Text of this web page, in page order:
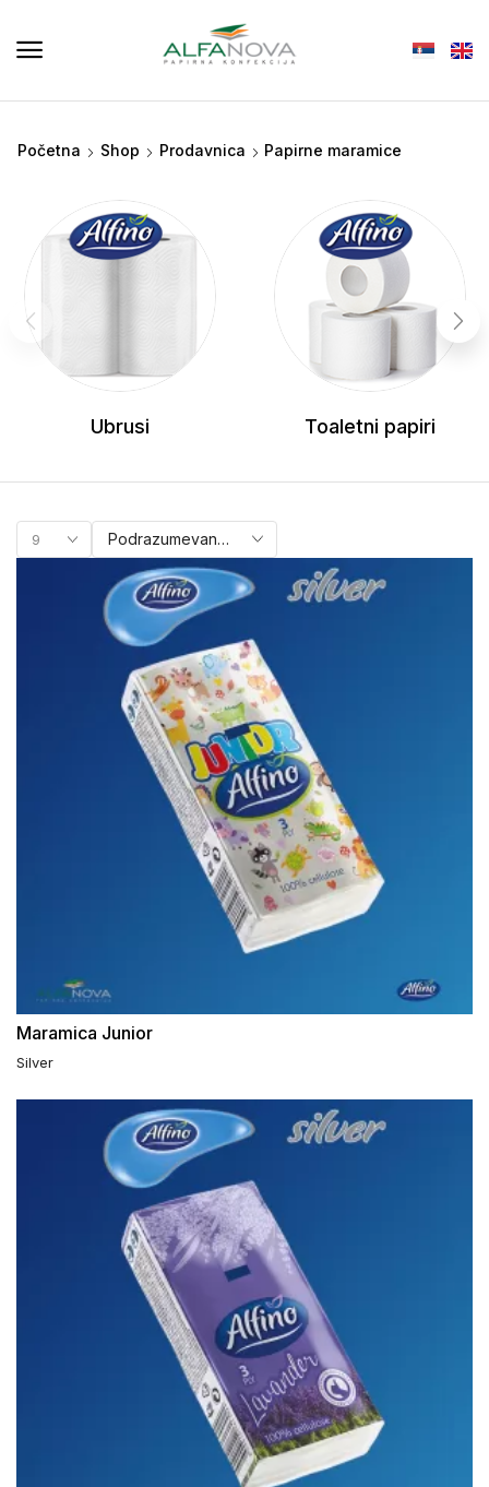
Početna Shop Prodavnica Papirne maramice
Ubrusi Toaletni papiri
Maramica Junior
Silver